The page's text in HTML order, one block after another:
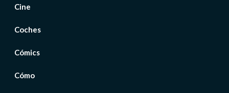
Cine
Coches
Cómics
Cómo